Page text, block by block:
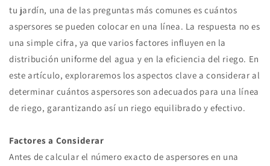
tu jardín, una de las preguntas más comunes es cuántos
aspersores se pueden colocar en una línea. La respuesta no es
una simple cifra, ya que varios factores influyen en la
distribución uniforme del agua y en la eficiencia del riego. En
este artículo, exploraremos los aspectos clave a considerar al
determinar cuántos aspersores son adecuados para una línea
de riego, garantizando así un riego equilibrado y efectivo.
Factores a Considerar
Antes de calcular el número exacto de aspersores en una